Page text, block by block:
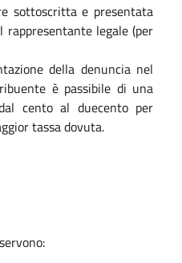
sottoscritta e presentata
rappresentante legale (per
della denuncia nel
è passibile di una
cento al duecento per
tassa dovuta.